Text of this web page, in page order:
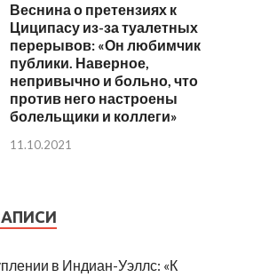
Веснина о претензиях к
Циципасу из-за туалетных
перерывов: «Он любимчик
публики. Наверное,
непривычно и больно, что
против него настроены
болельщики и коллеги»
11.10.2021
в Индиан-Уэллс: «К